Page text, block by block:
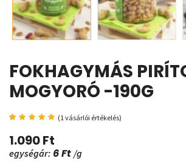
FOKHAGYMÁS
MOGYORÓ -190G
5-ből,
értékelés
alapján
(1vásárlói értékelés)
1.090Ft
egységár: 6Ft /g